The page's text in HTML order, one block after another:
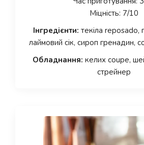
Міцність: 7/10
Інгредієнти: текіла reposado,
лаймовий сік, сироп гренадин,
Обладнання: келих coupe,
стрейнер